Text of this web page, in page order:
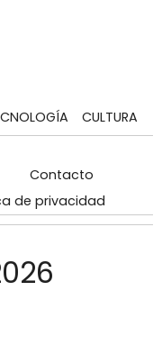
CULTURA
Contacto
de privacidad